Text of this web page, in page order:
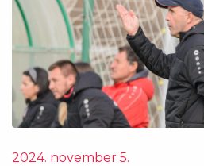
2024. november 5.